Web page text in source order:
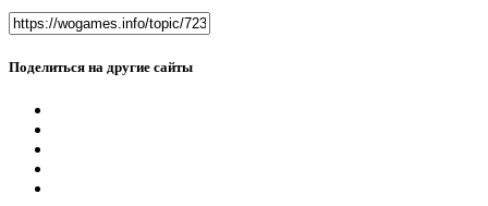
Поделиться на другие сайты